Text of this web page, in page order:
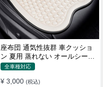
座布団 通気性抜群 車クッショ
ン 夏用 蒸れない オールシーズ
ン おしゃれ
全車種対応
¥ 3,000 (税込)